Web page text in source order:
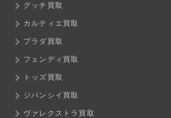
グッチ買取
カルティエ買取
プラダ買取
フェンディ買取
トッズ買取
ジバンシイ買取
ヴァレクストラ買取